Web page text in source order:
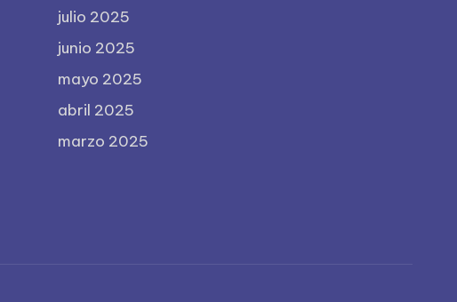
julio 2025
junio 2025
mayo 2025
abril 2025
marzo 2025